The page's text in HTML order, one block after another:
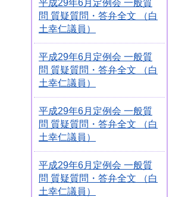
平成29年6月定例会 一般質
問 質疑質問・答弁全文 （白
土幸仁議員）
平成29年6月定例会 一般質
問 質疑質問・答弁全文 （白
土幸仁議員）
平成29年6月定例会 一般質
問 質疑質問・答弁全文 （白
土幸仁議員）
平成29年6月定例会 一般質
問 質疑質問・答弁全文 （白
土幸仁議員）